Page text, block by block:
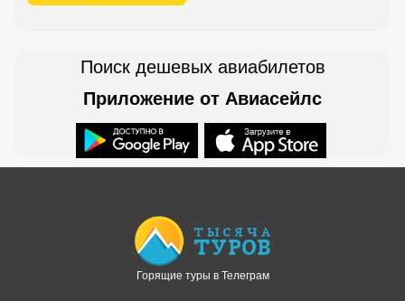
Поиск дешевых авиабилетов
Приложение от Авиасейлс
Горящие туры в Телеграм